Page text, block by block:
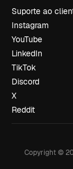
Suporte ao
Instagram
YouTube
LinkedIn
TikTok
Discord
X
Reddit
Copyright ©